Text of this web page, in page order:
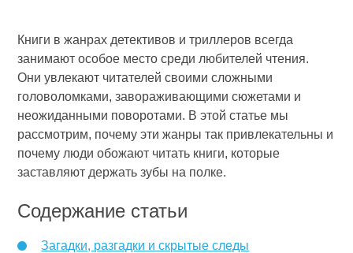
Книги в жанрах детективов и триллеров всегда
занимают особое место среди любителей чтения.
Они увлекают читателей своими сложными
головоломками, завораживающими сюжетами и
неожиданными поворотами. В этой статье мы
рассмотрим, почему эти жанры так привлекательны и
почему люди обожают читать книги, которые
заставляют держать зубы на полке.
Содержание статьи
Загадки, разгадки и скрытые следы